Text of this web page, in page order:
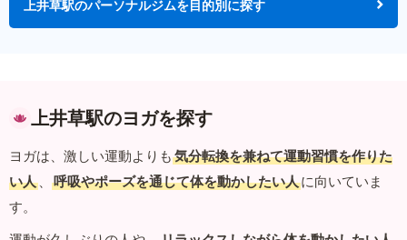
上井草駅のパーソナルジムを目的別に探す
上井草駅のヨガを探す
ヨガは、激しい運動よりも 気分転換を兼ねて運動習慣を作りた
い人 、 呼吸やポーズを通じて体を動かしたい人に向いていま
す。